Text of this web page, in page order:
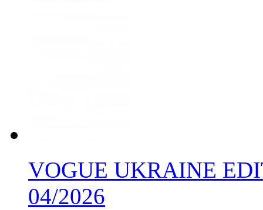
VOGUE UKRAINE
04/2026